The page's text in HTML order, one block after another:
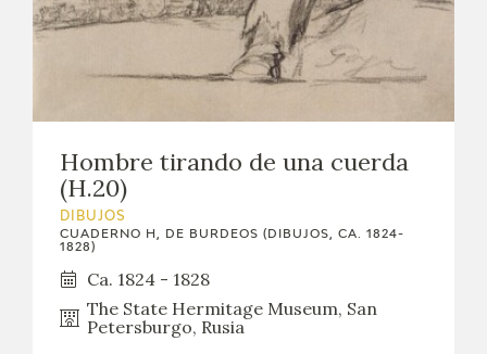
Hombre tirando de una cuerda
(H.20)
DIBUJOS
CUADERNO H, DE BURDEOS (DIBUJOS, CA. 1824-
1828)
Ca. 1824 - 1828
The State Hermitage Museum, San
Petersburgo, Rusia